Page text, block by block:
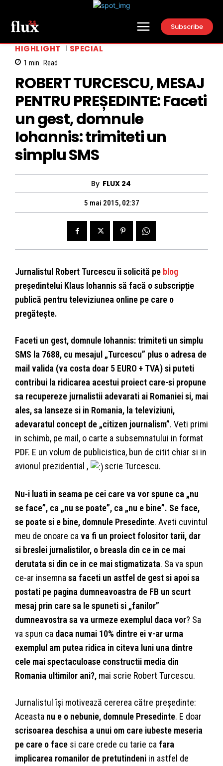
Subscribe
HIGHLIGHT SPECIAL
1 min. Read
ROBERT TURCESCU, MESAJ
PENTRU PREȘEDINTE: Faceti
un gest, domnule
Iohannis: trimiteti un
simplu SMS
By FLUX 24
5 mai 2015, 02:37
Jurnalistul Robert Turcescu îi solicită pe blog
președintelui Klaus Iohannis să facă o subscripție
publică pentru televiziunea online pe care o
pregătește.
Faceti un gest, domnule Iohannis: trimiteti un simplu
SMS la 7688, cu mesajul „Turcescu” plus o adresa de
mail valida (va costa doar 5 EURO + TVA) si puteti
contribui la ridicarea acestui proiect care-si propune
sa recupereze jurnalistii adevarati ai Romaniei si, mai
ales, sa lanseze si in Romania, la televiziuni,
adevaratul concept de „citizen journalism”. Veti primi
in schimb, pe mail, o carte a subsemnatului in format
PDF. E un volum de publicistica, bun de citit chiar si in
avionul prezidential ,
scrie Turcescu.
Nu-i luati in seama pe cei care va vor spune ca „nu
se face”, ca „nu se poate”, ca „nu e bine”. Se face,
se poate si e bine, domnule Presedinte. Aveti cuvintul
meu de onoare ca va fi un proiect folositor tarii, dar
si breslei jurnalistilor, o breasla din ce in ce mai
derutata si din ce in ce mai stigmatizata. Sa va spun
ce-ar insemna sa faceti un astfel de gest si apoi sa
postati pe pagina dumneavoastra de FB un scurt
mesaj prin care sa le spuneti si „fanilor”
dumneavostra sa va urmeze exemplul daca vor? Sa
va spun ca daca numai 10% dintre ei v-ar urma
exemplul am putea ridica in citeva luni una dintre
cele mai spectaculoase constructii media din
Romania ultimilor ani?, mai scrie Robert Turcescu.
Jurnalistul își motivează cererea către președinte:
Aceasta nu e o nebunie, domnule Presedinte. E doar
scrisoarea deschisa a unui om care iubeste meseria
pe care o face si care crede cu tarie ca fara
implicarea romanilor de pretutindeni in astfel de